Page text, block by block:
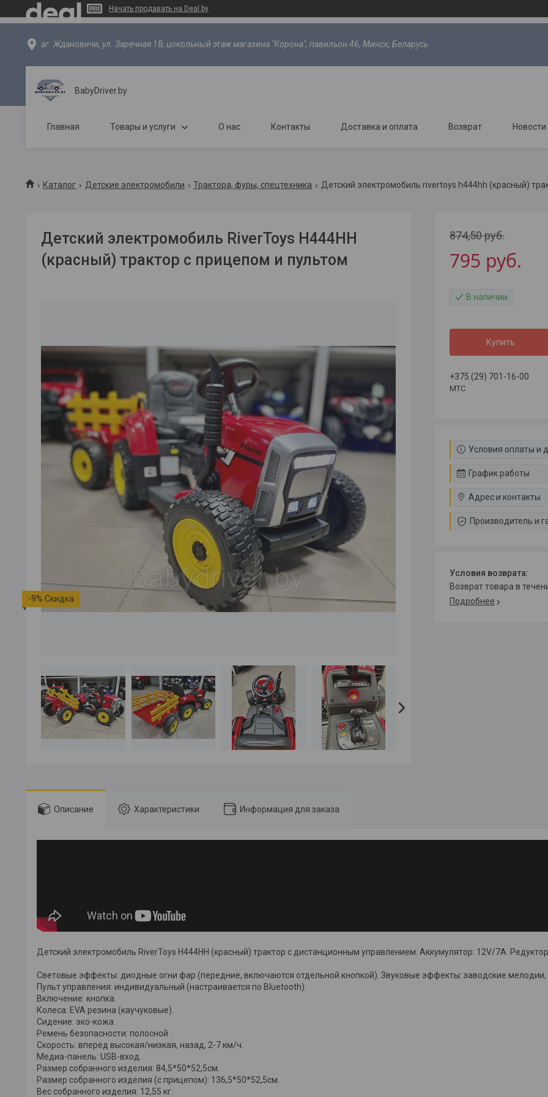
Начать продавать на Deal.by
аг. Ждановичи, ул. Заречная 1В, цокольный этаж магазина "Корона", павильон 46, Минск, Беларусь
BabyDriver.by
Главная Товары и услуги О нас Контакты Доставка и оплата Возврат Новости
Каталог Детские электромобили Трактора, фуры, спецтехника Детский электромобиль rivertoys h444hh (красный)
Детский электромобиль RiverToys H444HH
(красный) трактор с прицепом и пультом
-9%
874,50руб.
795 руб.
В наличии
Купить
+375 (29) 701-16-00
МТС
Условия оплаты и
График работы
Адрес и контакты
Производитель и
возврат товара в
Подробнее
Описание Характеристики Информация для заказа
Детский электромобиль RiverToys H444HH (красный) трактор с дистанционным управлением. Аккумулятор: 12V/7А.
Световые эффекты: диодные огни фар (передние, включаются отдельной кнопкой). Звуковые эффекты: заводские мелодии,
Пульт управления: индивидуальный (настраивается по Bluetooth).
Включение: кнопка.
Колеса: EVA резина (каучуковые).
Сидение: эко-кожа.
Ремень безопасности: полосной .
Скорость: вперед высокая/низкая, назад, 2-7 км/ч.
Медиа-панель: USB-вход.
Размер собранного изделия: 84,5*50*52,5см.
Размер собранного изделия (с прицепом): 136,5*50*52,5см.
Вес собранного изделия: 12,55 кг.